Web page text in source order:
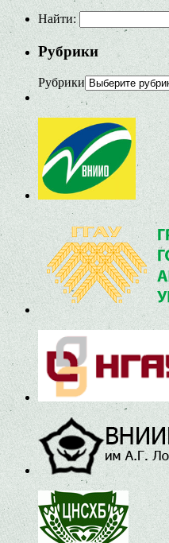
Найти:
Рубрики
Рубрики